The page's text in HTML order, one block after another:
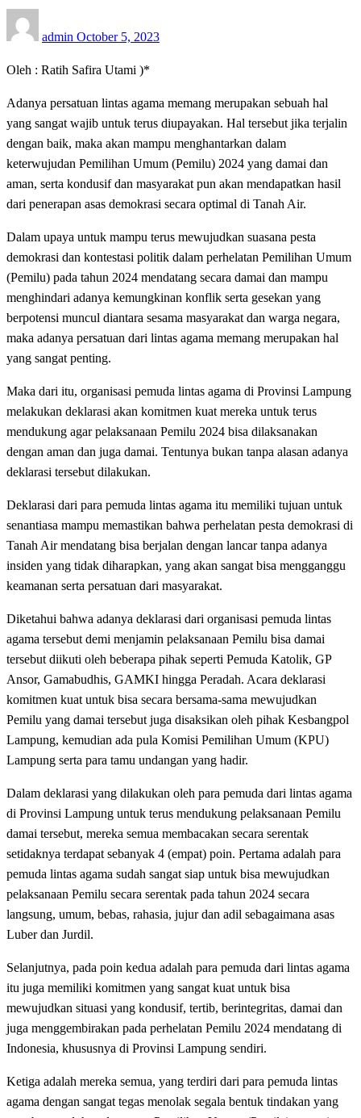
admin on
October 5, 2023
Oleh : Ratih Safira Utami )*
Adanya persatuan lintas agama memang merupakan sebuah hal
yang sangat wajib untuk terus diupayakan. Hal tersebut jika terjalin
dengan baik, maka akan mampu menghantarkan dalam
keterwujudan Pemilihan Umum (Pemilu) 2024 yang damai dan
aman, serta kondusif dan masyarakat pun akan mendapatkan hasil
dari penerapan asas demokrasi secara optimal di Tanah Air.
Dalam upaya untuk mampu terus mewujudkan suasana pesta
demokrasi dan kontestasi politik dalam perhelatan Pemilihan Umum
(Pemilu) pada tahun 2024 mendatang secara damai dan mampu
menghindari adanya kemungkinan konflik serta gesekan yang
berpotensi muncul diantara sesama masyarakat dan warga negara,
maka adanya persatuan dari lintas agama memang merupakan hal
yang sangat penting.
Maka dari itu, organisasi pemuda lintas agama di Provinsi Lampung
melakukan deklarasi akan komitmen kuat mereka untuk terus
mendukung agar pelaksanaan Pemilu 2024 bisa dilaksanakan
dengan aman dan juga damai. Tentunya bukan tanpa alasan adanya
deklarasi tersebut dilakukan.
Deklarasi dari para pemuda lintas agama itu memiliki tujuan untuk
senantiasa mampu memastikan bahwa perhelatan pesta demokrasi di
Tanah Air mendatang bisa berjalan dengan lancar tanpa adanya
insiden yang tidak diharapkan, yang akan sangat bisa mengganggu
keamanan serta persatuan dari masyarakat.
Diketahui bahwa adanya deklarasi dari organisasi pemuda lintas
agama tersebut demi menjamin pelaksanaan Pemilu bisa damai
tersebut diikuti oleh beberapa pihak seperti Pemuda Katolik, GP
Ansor, Gamabudhis, GAMKI hingga Peradah. Acara deklarasi
komitmen kuat untuk bisa secara bersama-sama mewujudkan
Pemilu yang damai tersebut juga disaksikan oleh pihak Kesbangpol
Lampung, kemudian ada pula Komisi Pemilihan Umum (KPU)
Lampung serta para tamu undangan yang hadir.
Dalam deklarasi yang dilakukan oleh para pemuda dari lintas agama
di Provinsi Lampung untuk terus mendukung pelaksanaan Pemilu
damai tersebut, mereka semua membacakan secara serentak
setidaknya terdapat sebanyak 4 (empat) poin. Pertama adalah para
pemuda lintas agama sudah sangat siap untuk bisa mewujudkan
pelaksanaan Pemilu secara serentak pada tahun 2024 secara
langsung, umum, bebas, rahasia, jujur dan adil sebagaimana asas
Luber dan Jurdil.
Selanjutnya, pada poin kedua adalah para pemuda dari lintas agama
itu juga memiliki komitmen yang sangat kuat untuk bisa
mewujudkan situasi yang kondusif, tertib, berintegritas, damai dan
juga menggembirakan pada perhelatan Pemilu 2024 mendatang di
Indonesia, khususnya di Provinsi Lampung sendiri.
Ketiga adalah mereka semua, yang terdiri dari para pemuda lintas
agama dengan sangat tegas menolak segala bentuk tindakan yang